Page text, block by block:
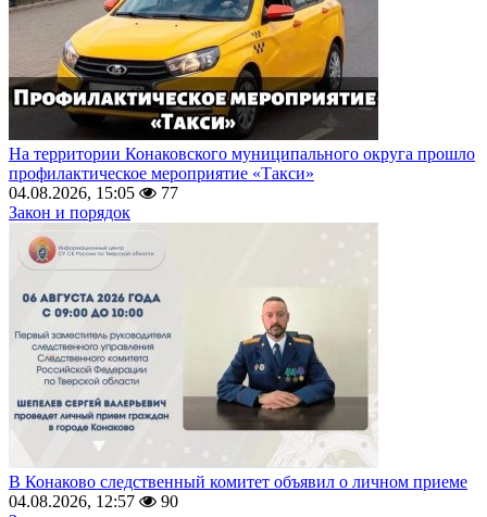
На территории Конаковского муниципального округа прошло
профилактическое мероприятие «Такси»
04.08.2026, 15:05
77
Закон и порядок
В Конаково следственный комитет объявил о личном приеме
04.08.2026, 12:57
90